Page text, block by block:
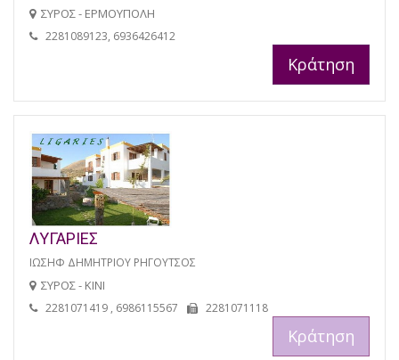
ΣΥΡΟΣ - ΕΡΜΟΥΠΟΛΗ
2281089123, 6936426412
Κράτηση
ΛΥΓΑΡΙΕΣ
ΙΩΣΗΦ ΔΗΜΗΤΡΙΟΥ ΡΗΓΟΥΤΣΟΣ
ΣΥΡΟΣ - ΚΙΝΙ
2281071419 , 6986115567 2281071118
Κράτηση